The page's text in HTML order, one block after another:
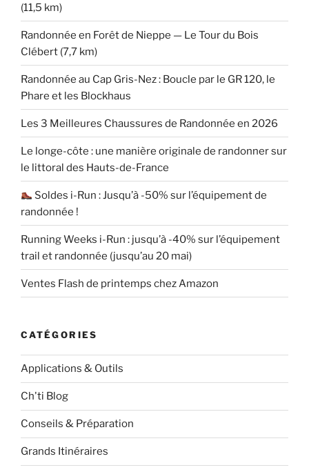
(11,5 km)
Randonnée en Forêt de Nieppe — Le Tour du Bois
Clébert (7,7 km)
Randonnée au Cap Gris-Nez : Boucle par le GR 120, le
Phare et les Blockhaus
Les 3 Meilleures Chaussures de Randonnée en 2026
Le longe-côte : une manière originale de randonner sur
le littoral des Hauts-de-France
Soldes i-Run : Jusqu’à -50% sur l’équipement de
randonnée !
Running Weeks i-Run : jusqu’à -40% sur l’équipement
trail et randonnée (jusqu’au 20 mai)
Ventes Flash de printemps chez Amazon
CATÉGORIES
Applications & Outils
Ch'ti Blog
Conseils & Préparation
Grands Itinéraires